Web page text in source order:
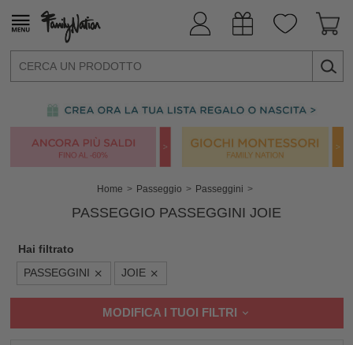
Home Passeggio Passeggini
PASSEGGIO PASSEGGINI JOIE
Hai filtrato
PASSEGGINI JOIE
MODIFICA I TUOI FILTRI